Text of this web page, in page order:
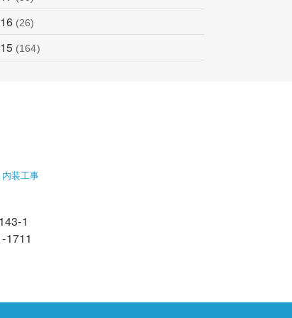
(26)
(164)
装工事
1
1711